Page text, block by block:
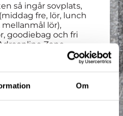
Om
så ingår sovplats,
fre, lör, lunch
mellanmål lör),
goodiebag och fri
Zone,
kommer varvas
fredagen 17:e från